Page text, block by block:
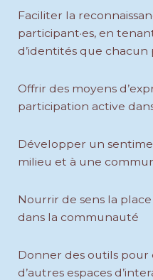
Faciliter la
participant·es, en
d’identités que chacun
Offrir des moyens
participation active
Développer un
milieu et à une
Nourrir de sens la
dans la communauté
Donner des outils
d’autres espaces